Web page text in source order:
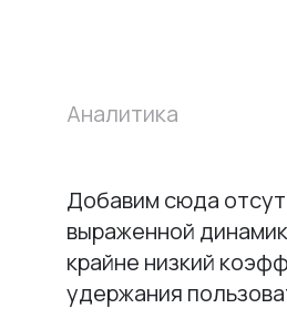
Аналитика
Добавим сюда
выраженной
крайне низкий
удержания